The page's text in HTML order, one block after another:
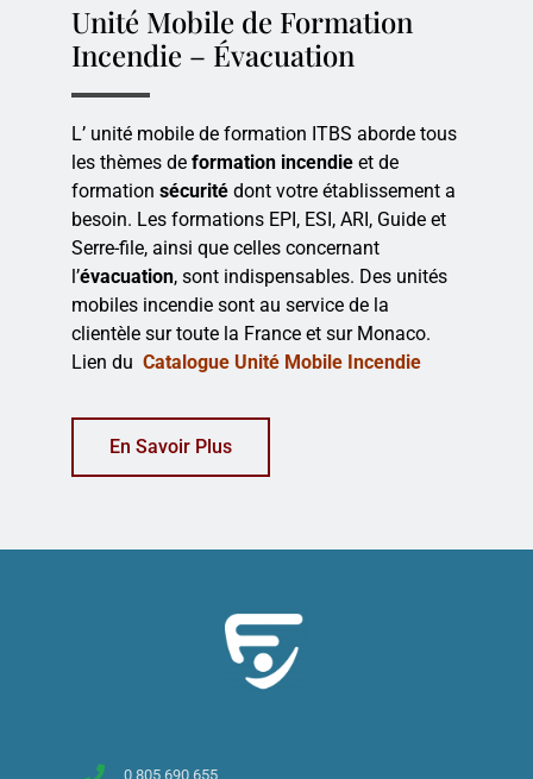
Unité Mobile de Formation
Incendie – Évacuation
L’ unité mobile de formation ITBS aborde tous
les thèmes de formation incendie et de
formation sécurité dont votre établissement a
besoin. Les formations EPI, ESI, ARI, Guide et
Serre-file, ainsi que celles concernant
l’évacuation, sont indispensables. Des unités
mobiles incendie sont au service de la
clientèle sur toute la France et sur Monaco.
Lien du Catalogue Unité Mobile Incendie
En Savoir Plus
0 805 690 655